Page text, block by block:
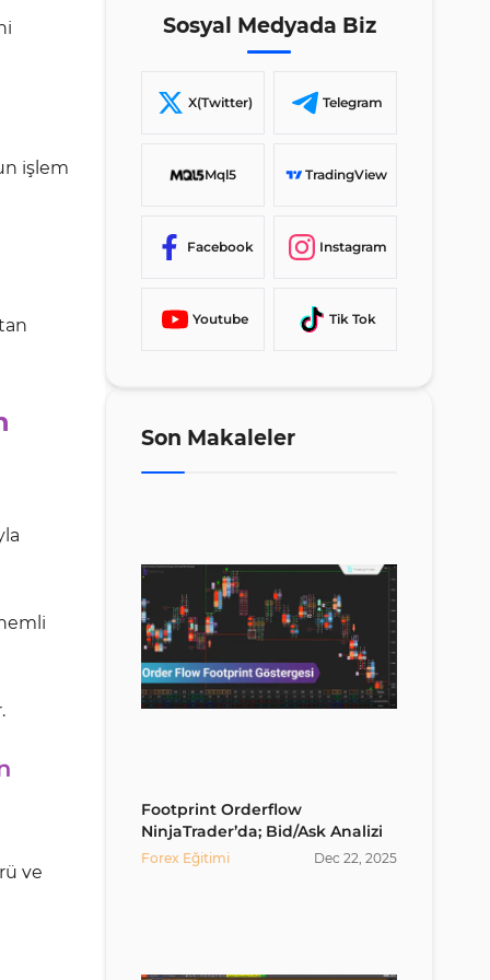
işlem
ve
Hangileridir?
Sosyal Medyada Biz
X(Twitter) Telegram
Mql5 TradingView
Facebook Instagram
Youtube Tik Tok
Son Makaleler
Footprint Orderflow
NinjaTrader’da; Bid/Ask Analizi
Forex Eğitimi Dec 22, 2025